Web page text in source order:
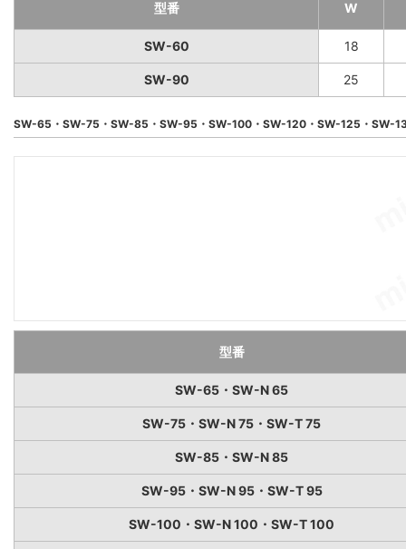
型番 W
SW-60 18
SW-90 25
SW-65・SW-75・SW-85・SW-95・SW-100・SW-120・SW-125・SW-
型番
SW-65・SW-N 65
SW-75・SW-N 75・SW-T 75
SW-85・SW-N 85
SW-95・SW-N 95・SW-T 95
SW-100・SW-N 100・SW-T 100